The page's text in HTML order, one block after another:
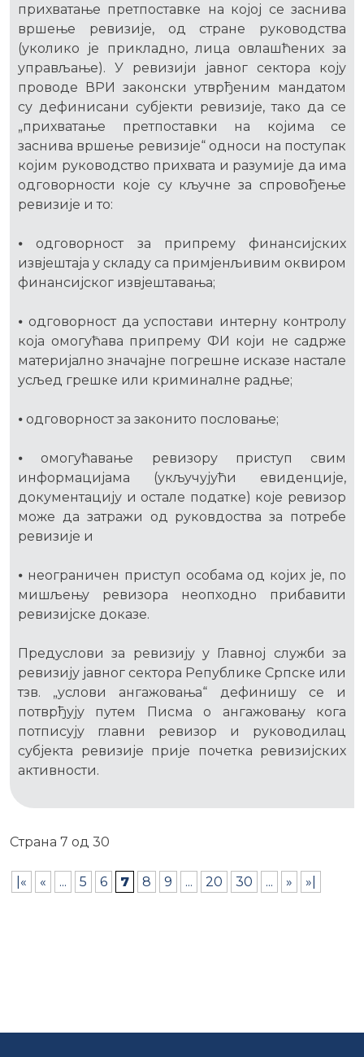
прихватање претпоставке на којој се заснива
вршење ревизије, од стране руководства
(уколико је прикладно, лица овлашћених за
управљање). У ревизији јавног сектора коју
проводе ВРИ законски утврђеним мандатом
су дефинисани субјекти ревизије, тако да се
„прихватање претпоставки на којима се
заснива вршење ревизије“ односи на поступак
којим руководство прихвата и разумије да има
одговорности које су кључне за спровођење
ревизије и то:
⦁ одговорност за припрему финансијских
извјештаја у складу са примјенљивим оквиром
финансијског извјештавања;
⦁ одговорност да успостави интерну контролу
која омогућава припрему ФИ који не садрже
материјално значајне погрешне исказе настале
усљед грешке или криминалне радње;
⦁ одговорност за законито пословање;
⦁ омогућавање ревизору приступ свим
информацијама (укључујући евиденције,
документацију и остале податке) које ревизор
може да затражи од руковдоства за потребе
ревизије и
⦁ неограничен приступ особама од којих је, по
мишљењу ревизора неопходно прибавити
ревизијске доказе.
Предуслови за ревизију у Главној служби за
ревизију јавног сектора Републике Српске или
тзв. „услови ангажовања“ дефинишу се и
потврђују путем Писма о ангажовању кога
потписују главни ревизор и руководилац
субјекта ревизије прије почетка ревизијских
активности.
Страна 7 од 30
|« « ... 5 6 7 8 9 ... 20 30 ... » »|